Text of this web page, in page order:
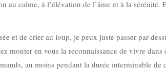
calme, à l’élévation de l’âme et à la
et de crier au loup, je peux juste passer par-
monter en vous la reconnaissance de vivre dans
au moins pendant la durée interminable